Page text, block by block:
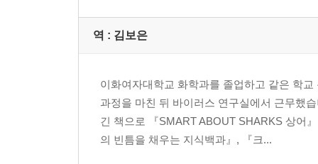
역 : 김보은
이화여자대학교 화학과를 졸업하고 같은 학
과정을 마친 뒤 바이러스 연구실에서 근무했
긴 책으로 『SMART ABOUT SHARKS 상어
의 빈틈을 채우는 지식백과』, 『크...